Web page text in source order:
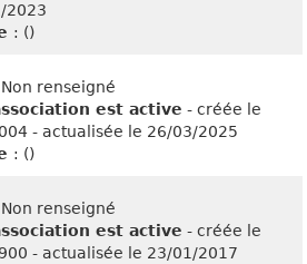
2023
: ()
renseigné
est active - créée le
- actualisée le 26/03/2025
: ()
renseigné
est active - créée le
- actualisée le 23/01/2017